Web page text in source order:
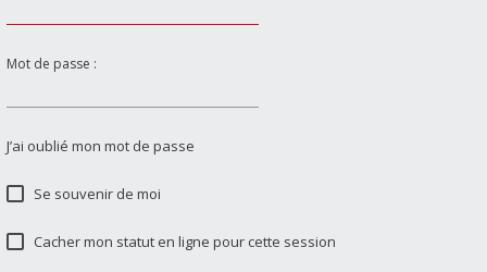
Mot de passe :
J’ai oublié mon mot de passe
Se souvenir de moi
Cacher mon statut en ligne pour cette session